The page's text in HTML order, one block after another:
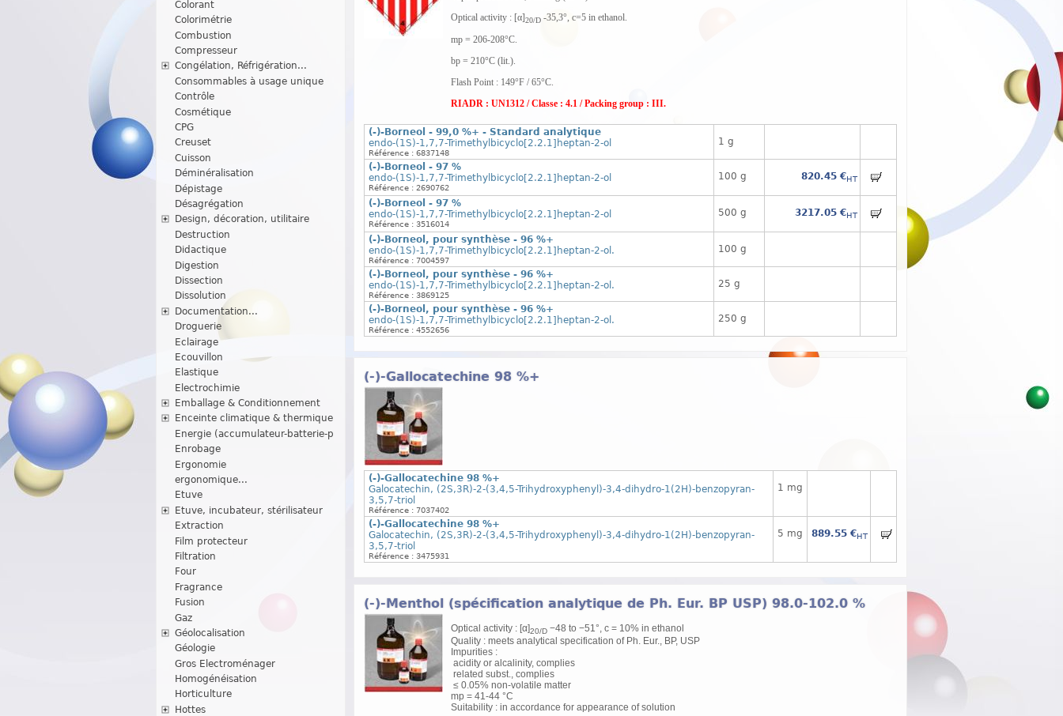
Colorant
Colorimétrie
Combustion
Compresseur
Congélation, Réfrigération...
Consommables à usage unique
Contrôle
Cosmétique
CPG
Creuset
Cuisson
Déminéralisation
Dépistage
Désagrégation
Design, décoration, utilitaire
Destruction
Didactique
Digestion
Dissection
Dissolution
Documentation...
Droguerie
Eclairage
Ecouvillon
Elastique
Electrochimie
Emballage & Conditionnement
Enceinte climatique & thermique
Energie (accumulateur-batterie-p
Enrobage
Ergonomie
ergonomique...
Etuve
Etuve, incubateur, stérilisateur
Extraction
Film protecteur
Filtration
Four
Fragrance
Fusion
Gaz
Géolocalisation
Géologie
Gros Electroménager
Homogénéisation
Horticulture
Hottes
Optical activity : [α]20/D-35,3°, c=5 in ethanol.
mp = 206-208°C.
bp = 210°C (lit.).
Flash Point : 149°F / 65°C.
RIADR : UN1312 / Classe : 4.1 / Packing group : III.
(-)-Borneol - 99,0 %+ - Standard analytique
endo-(1S)-1,7,7-Trimethylbicyclo[2.2.1]heptan-2-ol
Référence : 6837148
1 g
(-)-Borneol - 97 %
endo-(1S)-1,7,7-Trimethylbicyclo[2.2.1]heptan-2-ol
Référence : 2690762
100 g 820.45 €HT
(-)-Borneol - 97 %
endo-(1S)-1,7,7-Trimethylbicyclo[2.2.1]heptan-2-ol
Référence : 3516014
500 g 3217.05 €HT
(-)-Borneol, pour synthèse - 96 %+
endo-(1S)-1,7,7-Trimethylbicyclo[2.2.1]heptan-2-ol.
Référence : 7004597
100 g
(-)-Borneol, pour synthèse - 96 %+
endo-(1S)-1,7,7-Trimethylbicyclo[2.2.1]heptan-2-ol.
Référence : 3869125
25 g
(-)-Borneol, pour synthèse - 96 %+
endo-(1S)-1,7,7-Trimethylbicyclo[2.2.1]heptan-2-ol.
Référence : 4552656
250 g
(-)-Gallocatechine 98 %+
(-)-Gallocatechine 98 %+
Galocatechin, (2S,3R)-2-(3,4,5-Trihydroxyphenyl)-3,4-dihydro-1(2H)-benzopyran-
3,5,7-triol
Référence : 7037402
1 mg
(-)-Gallocatechine 98 %+
Galocatechin, (2S,3R)-2-(3,4,5-Trihydroxyphenyl)-3,4-dihydro-1(2H)-benzopyran-
3,5,7-triol
Référence : 3475931
5 mg 889.55 €HT
(-)-Menthol (spécification analytique de Ph. Eur. BP USP) 98.0-102.0 %
Optical activity : [α]20/D−48 to −51°, c = 10% in ethanol
Quality : meets analytical specification of Ph. Eur., BP, USP
Impurities :
acidity or alcalinity, complies
related subst., complies
≤ 0.05% non-volatile matter
mp = 41-44 °C
Suitability : in accordance for appearance of solution